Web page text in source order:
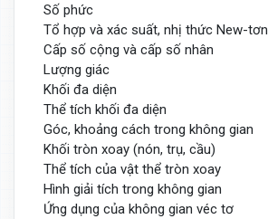
Số phức
Tổ hợp và xác suất, nhị thức New-tơn
Cấp số cộng và cấp số nhân
Lượng giác
Khối đa diện
Thể tích khối đa diện
Góc, khoảng cách trong không gian
Khối tròn xoay (nón, trụ, cầu)
Thể tích của vật thể tròn xoay
Hình giải tích trong không gian
Ứng dụng của không gian véc tơ